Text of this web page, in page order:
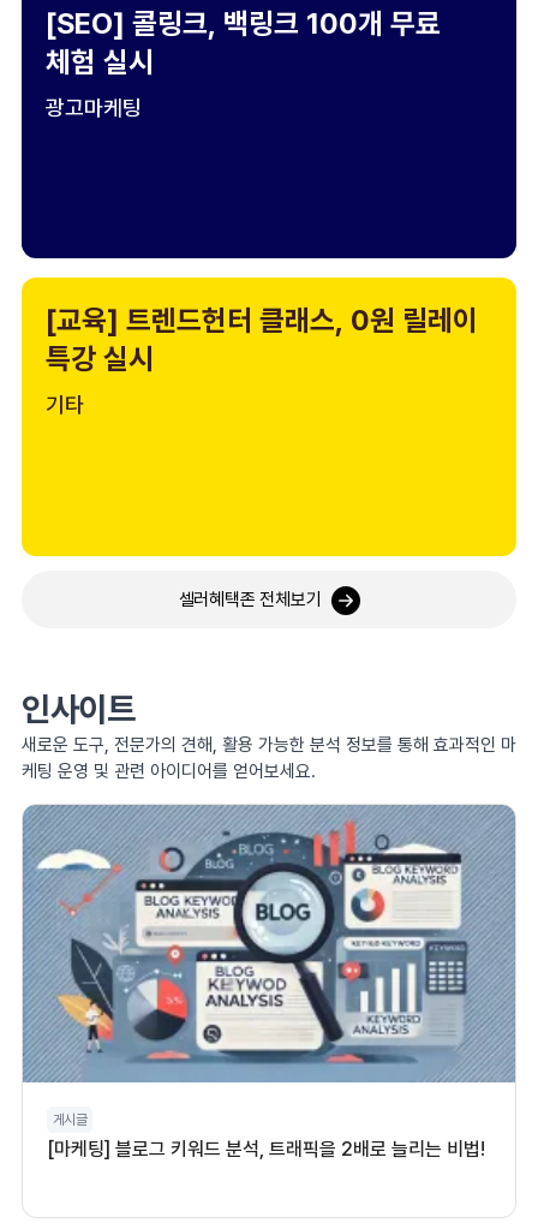
[SEO] 콜링크, 백링크 100개 무료
체험 실시
광고마케팅
[교육] 트렌드헌터 클래스, 0원 릴레이
특강 실시
기타
셀러혜택존 전체보기
인사이트
새로운 도구, 전문가의 견해, 활용 가능한 분석 정보를 통해 효과적인 마
케팅 운영 및 관련 아이디어를 얻어보세요.
게시글
[마케팅] 블로그 키워드 분석, 트래픽을 2배로 늘리는 비법!